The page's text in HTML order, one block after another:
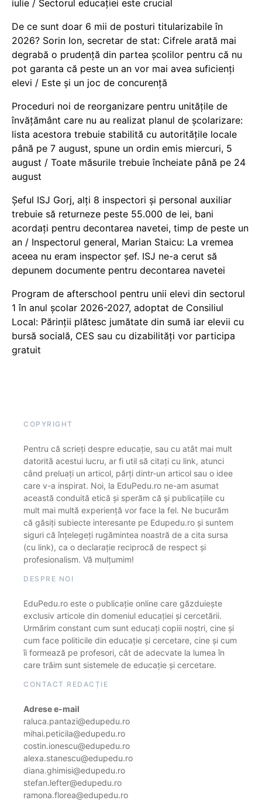
iulie / Sectorul educației este crucial
De ce sunt doar 6 mii de posturi titularizabile în
2026? Sorin Ion, secretar de stat: Cifrele arată mai
degrabă o prudență din partea școlilor pentru că nu
pot garanta că peste un an vor mai avea suficienți
elevi / Este și un joc de concurență
Proceduri noi de reorganizare pentru unitățile de
învățământ care nu au realizat planul de școlarizare:
lista acestora trebuie stabilită cu autoritățile locale
până pe 7 august, spune un ordin emis miercuri, 5
august / Toate măsurile trebuie încheiate până pe 24
august
Șeful ISJ Gorj, alți 8 inspectori și personal auxiliar
trebuie să returneze peste 55.000 de lei, bani
acordați pentru decontarea navetei, timp de peste un
an / Inspectorul general, Marian Staicu: La vremea
aceea nu eram inspector șef. ISJ ne-a cerut să
depunem documente pentru decontarea navetei
Program de afterschool pentru unii elevi din sectorul
1 în anul școlar 2026-2027, adoptat de Consiliul
Local: Părinții plătesc jumătate din sumă iar elevii cu
bursă socială, CES sau cu dizabilităţi vor participa
gratuit
COPYRIGHT
Pentru că scrieți despre educație, sau cu atât mai mult
datorită acestui lucru, ar fi util să citați cu link, atunci
când preluați un articol, părți dintr-un articol sau o idee
care v-a inspirat. Noi, la EduPedu.ro ne-am asumat
această conduită etică și sperăm că și publicațiile cu
mult mai multă experiență vor face la fel. Ne bucurăm
că găsiți subiecte interesante pe Edupedu.ro și suntem
siguri că înțelegeți rugămintea noastră de a cita sursa
(cu link), ca o declarație reciprocă de respect și
profesionalism. Vă mulțumim!
DESPRE NOI
EduPedu.ro este o publicație online care găzduiește
exclusiv articole din domeniul educației și cercetării.
Urmărim constant cum sunt educați copiii noștri, cine și
cum face politicile din educație și cercetare, cine și cum
îi formează pe profesori, cât de adecvate la lumea în
care trăim sunt sistemele de educație și cercetare.
CONTACT REDACȚIE
Adrese e-mail
raluca.pantazi@edupedu.ro
mihai.peticila@edupedu.ro
costin.ionescu@edupedu.ro
alexa.stanescu@edupedu.ro
diana.ghimisi@edupedu.ro
stefan.lefter@edupedu.ro
ramona.florea@edupedu.ro